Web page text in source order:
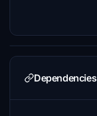
Dependencies